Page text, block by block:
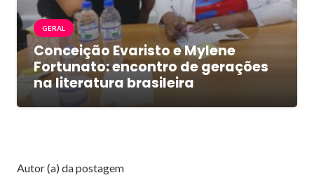
GERAL
Conceição Evaristo e Mylene
Fortunato: encontro de gerações
na literatura brasileira
Autor (a) da postagem